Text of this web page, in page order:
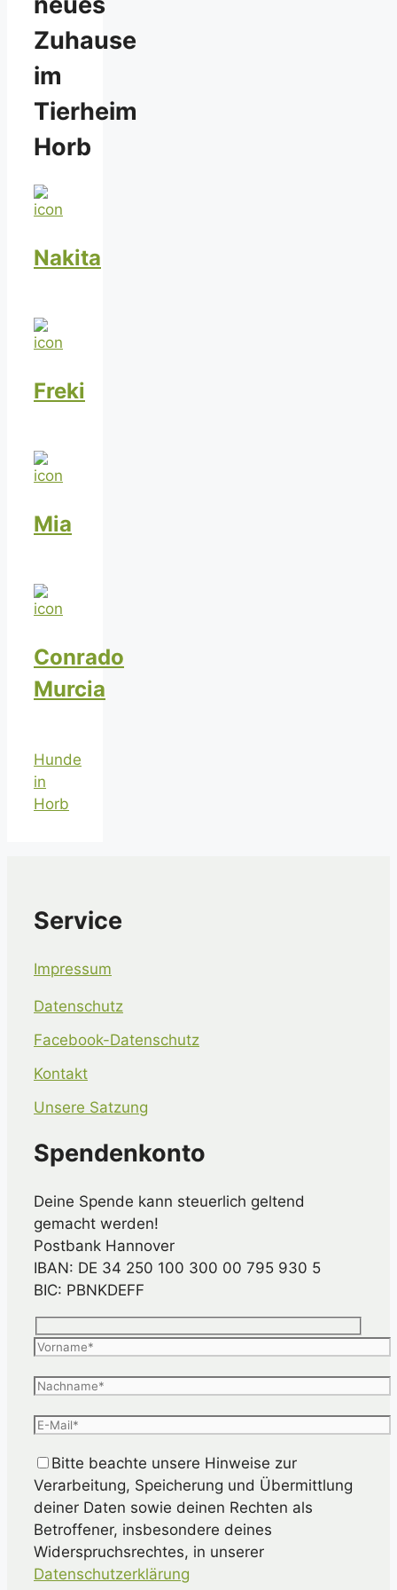
Zuhause
im
Tierheim
Horb
Nakita
Freki
Mia
Conrado
Murcia
Hunde
in
Horb
Service
Impressum
Datenschutz
Facebook-Datenschutz
Kontakt
Unsere Satzung
Spendenkonto
Deine Spende kann steuerlich geltend
gemacht werden!
Postbank Hannover
IBAN: DE 34 250 100 300 00 795 930 5
BIC: PBNKDEFF
Bitte beachte unsere Hinweise zur
Verarbeitung, Speicherung und Übermittlung
deiner Daten sowie deinen Rechten als
Betroffener, insbesondere deines
Widerspruchsrechtes, in unserer
Datenschutzerklärung